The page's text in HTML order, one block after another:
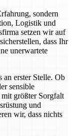
sondern
Logistik und
setzen wir auf
dass Ihr
unerwartete
an erster Stelle. Ob
sensible
größter Sorgfalt
und
wir, dass nichts